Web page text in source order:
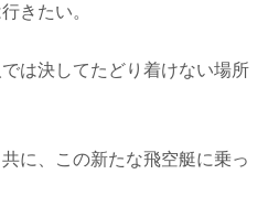
きたい。
は決してたどり着けない場所
に、この新たな飛空艇に乗っ